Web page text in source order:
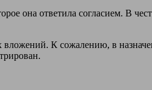
она ответила согласием. В
вложений. К сожалению, в